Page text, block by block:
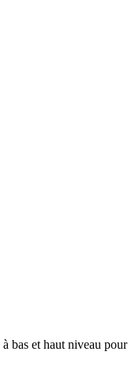
bas et haut niveau pour